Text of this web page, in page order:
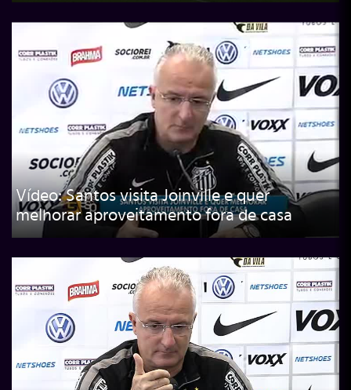
Vídeo: Santos visita Joinville e quer
melhorar aproveitamento fora de casa